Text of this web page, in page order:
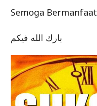
Semoga Bermanfaat
بارك الله فيكم